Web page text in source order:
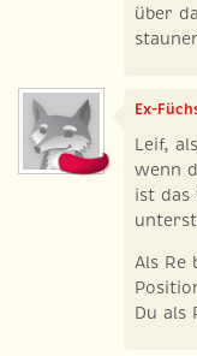
über
Ex-
Leif,
wenn
ist das
Als Re
Du als